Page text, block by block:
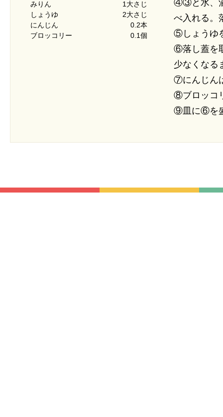
みりん
1大さじ
しょうゆ
2大さじ
にんじん
0.2本
ブロッコリー
0.1個
べ入れる。
⑤しょうゆ
⑥落し蓋を
少なくなる
⑦にんじん
⑧ブロッコ
⑨皿に⑥を